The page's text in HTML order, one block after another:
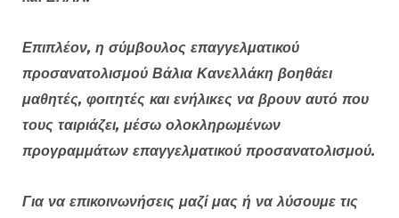
Επιπλέον, η σύμβουλος επαγγελματικού
προσανατολισμού Βάλια Κανελλάκη βοηθάει
μαθητές, φοιτητές και ενήλικες να βρουν αυτό που
τους ταιριάζει, μέσω ολοκληρωμένων
προγραμμάτων επαγγελματικού προσανατολισμού.
Για να επικοινωνήσεις μαζί μας ή να λύσουμε τις